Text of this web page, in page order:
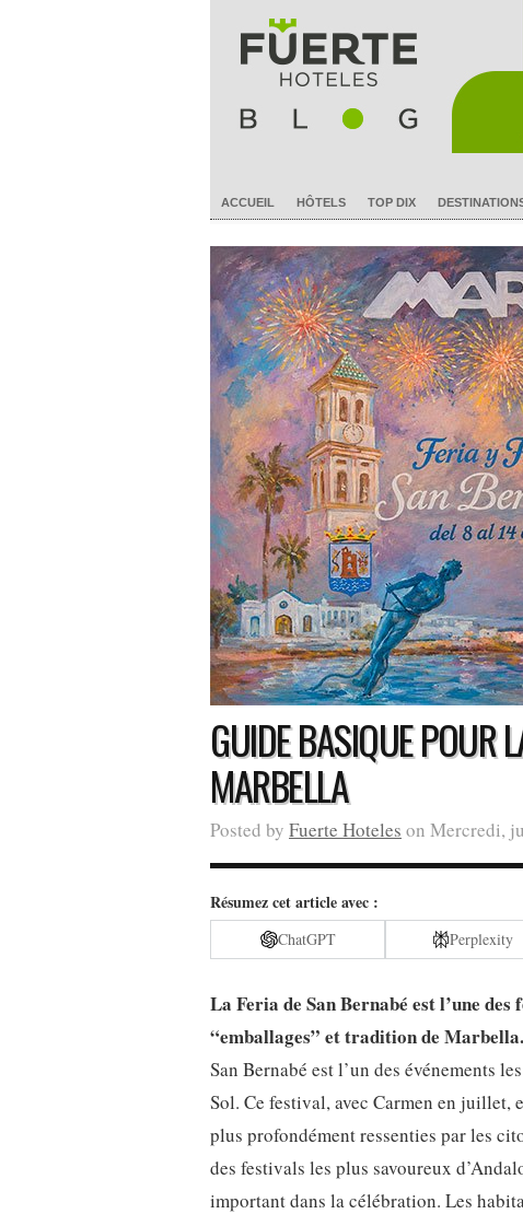
ACCUEIL HÔTELS TOP DIX
GUIDE BASIQUE POUR
MARBELLA
Posted by Fuerte Hoteles on Mercredi,
Résumez cet article avec :
ChatGPT Perplexity
La Feria de San Bernabé est l’une
“emballages” et tradition de
San Bernabé est l’un des événements
Sol. Ce festival, avec Carmen en juillet,
plus profondément ressenties par les
des festivals les plus savoureux
important dans la célébration. Les